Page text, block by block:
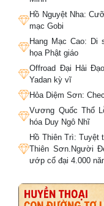
​Hồ Nguyệt Nha:
mạc Gobi
Hang Mạc Cao: Di
họa Phật giáo
Offroad Đại Hải
Yadan kỳ vĩ
Hỏa Diệm Sơn:
Vương Quốc Thổ
hóa Duy Ngô Nhĩ
Hồ Thiên Trì: Tuyệt
Thiên Sơn.Người
ướp cổ đại 4.000